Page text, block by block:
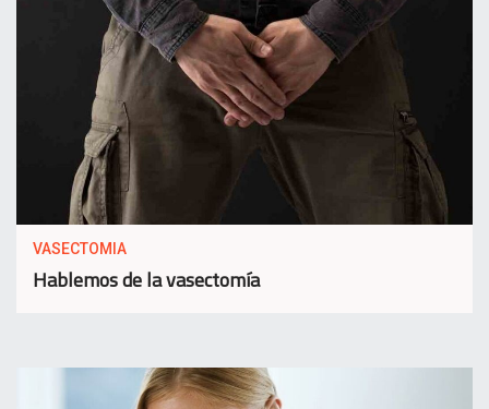
VASECTOMIA
Hablemos de la vasectomía